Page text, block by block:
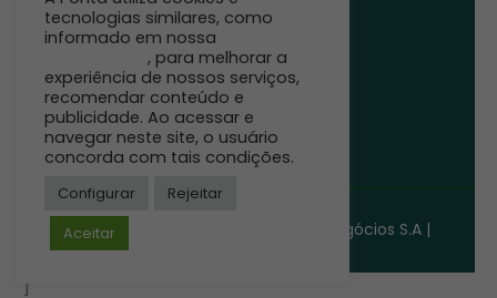
Ponta Agro.Direitos reservados
Pro-eficiência Solução para Agronegócios S.A |
tecnologias similares, como
informado em nossa
, para melhorar a
experiência de nossos serviços,
recomendar conteúdo e
publicidade. Ao acessar e
navegar neste site, o usuário
concorda com tais condições.
Configurar
Rejeitar
Aceitar
]